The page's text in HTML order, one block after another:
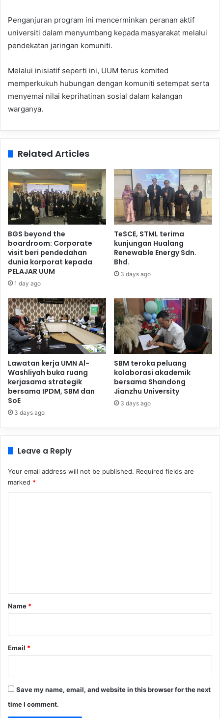
Penganjuran program ini mencerminkan peranan aktif
universiti dalam menyumbang kepada masyarakat melalui
pendekatan jaringan komuniti.
Melalui inisiatif seperti ini, UUM terus komited
memperkukuh hubungan dengan komuniti setempat serta
menyemai nilai keprihatinan sosial dalam kalangan
warganya.
Related Articles
BGS beyond the
boardroom: Corporate
visit beri pendedahan
dunia korporat kepada
PELAJAR UUM
1 day ago
TeSCE, STML terima
kunjungan Hualang
Renewable Energy Sdn.
Bhd.
3 days ago
Lawatan kerja UMN Al-
Washliyah buka ruang
kerjasama strategik
bersama IPDM, SBM dan
SoE
3 days ago
SBM teroka peluang
kolaborasi akademik
bersama Shandong
Jianzhu University
3 days ago
Leave a Reply
Your email address will not be published. Required fields are
marked *
*
Name *
Email *
Save my name, email, and website in this browser for the next
time I comment.